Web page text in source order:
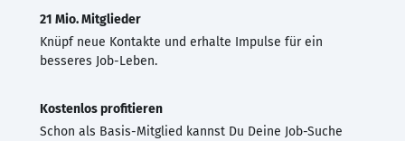
21 Mio. Mitglieder
Knüpf neue Kontakte und erhalte Impulse für ein
besseres Job-Leben.
Kostenlos profitieren
Schon als Basis-Mitglied kannst Du Deine Job-Suche